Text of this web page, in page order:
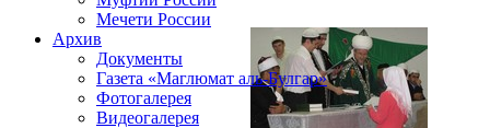
Мечети России
Архив
Документы
Газета «Маглюмат аль-Булгар»
Фотогалерея
Видеогалерея